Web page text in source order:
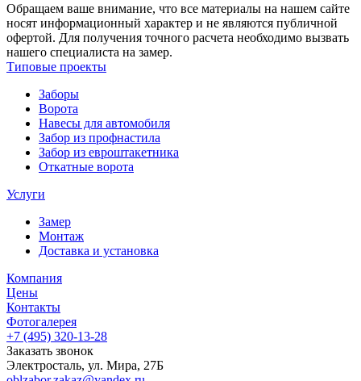
Обращаем ваше внимание, что все материалы на нашем сайте
носят информационный характер и не являются публичной
офертой. Для получения точного расчета необходимо вызвать
нашего специалиста на замер.
Типовые проекты
Заборы
Ворота
Навесы для автомобиля
Забор из профнастила
Забор из евроштакетника
Откатные ворота
Услуги
Замер
Монтаж
Доставка и установка
Компания
Цены
Контакты
Фотогалерея
+7 (495) 320-13-28
Заказать звонок
Электросталь, ул. Мира, 27Б